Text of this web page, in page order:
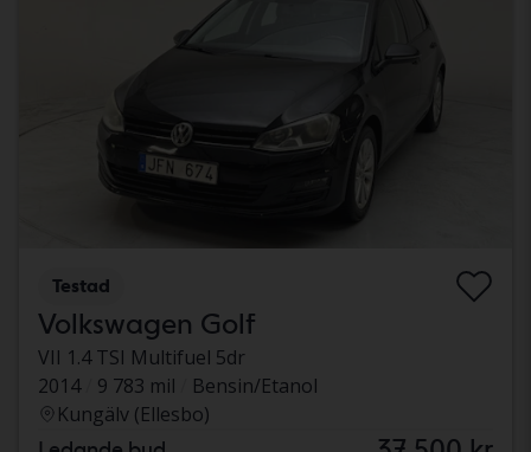
Testad
Volkswagen Golf
VII 1.4 TSI Multifuel 5dr
2014
9 783 mil
Bensin/Etanol
Kungälv (Ellesbo)